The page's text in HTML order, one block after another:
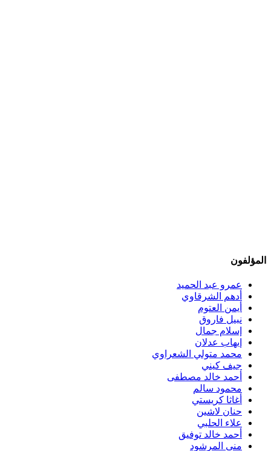
المؤلفون
عمرو عبد الحميد
أدهم الشرقاوي
أيمن العتوم
نبيل فاروق
إسلام جمال
إيهاب عدلان
محمد متولي الشعراوي
جيف كيني
أحمد خالد مصطفى
محمود سالم
أغاثا كريستي
حنان لاشين
علاء الحلبي
أحمد خالد توفيق
منى المرشود